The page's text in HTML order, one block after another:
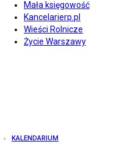
Mała księgowość
Kancelarierp.pl
Wieści Rolnicze
Życie Warszawy
KALENDARIUM